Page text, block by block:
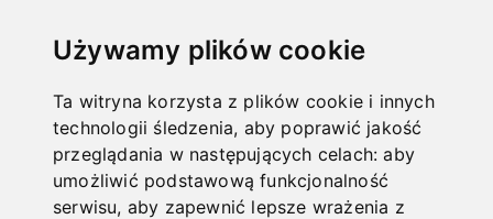
Używamy plików cookie
Ta witryna korzysta z plików cookie i innych
technologii śledzenia, aby poprawić jakość
przeglądania w następujących celach:aby
umożliwić podstawową funkcjonalność
serwisu, aby zapewnić lepsze wrażenia z
WIERTARKO-FREZARKI